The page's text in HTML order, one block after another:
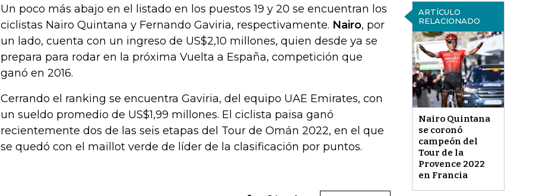
ARTÍCULO
RELACIONADO
Nairo Quintana
se coronó
campeón del
Tour de la
Provence 2022
en Francia
Un poco más abajo en el listado en los puestos 19 y 20 se encuentran los
ciclistas Nairo Quintana y Fernando Gaviria, respectivamente. Nairo, por
un lado, cuenta con un ingreso de US$2,10 millones, quien desde ya se
prepara para rodar en la próxima Vuelta a España, competición que
ganó en 2016.
Cerrando el ranking se encuentra Gaviria, del equipo UAE Emirates, con
un sueldo promedio de US$1,99 millones. El ciclista paisa ganó
recientemente dos de las seis etapas del Tour de Omán 2022, en el que
se quedó con el maillot verde de líder de la clasificación por puntos.